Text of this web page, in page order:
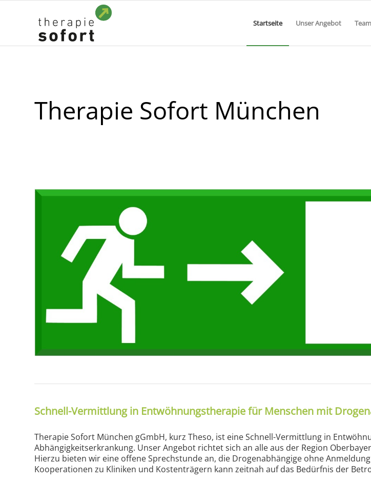
Startseite Unser Angebot
Therapie Sofort München
Schnell-Vermittlung in Entwöhnungstherapie für Menschen mit
Therapie Sofort München gGmbH, kurz Theso, ist eine Schnell-Vermittlung in
Abhängigkeitserkrankung. Unser Angebot richtet sich an alle aus der Region
Hierzu bieten wir eine offene Sprechstunde an, die Drogenabhängige ohne
Kooperationen zu Kliniken und Kostenträgern kann zeitnah auf das Bedürfnis der